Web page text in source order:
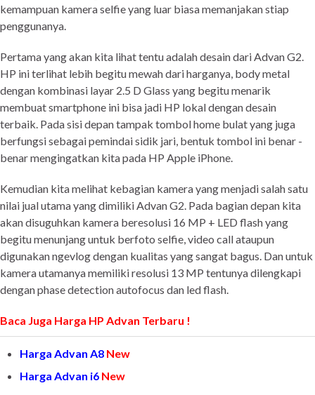
kemampuan kamera selfie yang luar biasa memanjakan stiap
penggunanya.
Pertama yang akan kita lihat tentu adalah desain dari Advan G2.
HP ini terlihat lebih begitu mewah dari harganya, body metal
dengan kombinasi layar 2.5 D Glass yang begitu menarik
membuat smartphone ini bisa jadi HP lokal dengan desain
terbaik. Pada sisi depan tampak tombol home bulat yang juga
berfungsi sebagai pemindai sidik jari, bentuk tombol ini benar -
benar mengingatkan kita pada HP Apple iPhone.
Kemudian kita melihat kebagian kamera yang menjadi salah satu
nilai jual utama yang dimiliki Advan G2. Pada bagian depan kita
akan disuguhkan kamera beresolusi 16 MP + LED flash yang
begitu menunjang untuk berfoto selfie, video call ataupun
digunakan ngevlog dengan kualitas yang sangat bagus. Dan untuk
kamera utamanya memiliki resolusi 13 MP tentunya dilengkapi
dengan phase detection autofocus dan led flash.
Baca Juga Harga HP Advan Terbaru !
Harga Advan A8 New
Harga Advan i6 New